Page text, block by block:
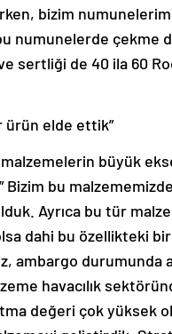
bizim
numunelerde çekme
sertliği de 40 ila 60
ürün elde ettik”
malzemelerin büyük
Bizim bu
Ayrıca bu tür
dahi bu özellikteki
ambargo durumunda
havacılık
değeri çok yüksek